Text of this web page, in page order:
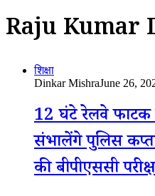
Raju Kumar
शिक्षा
Dinkar MishraJune 26,
12 घंटे रेलवे फाटक
संभालेंगे पुलिस
की बीपीएससी